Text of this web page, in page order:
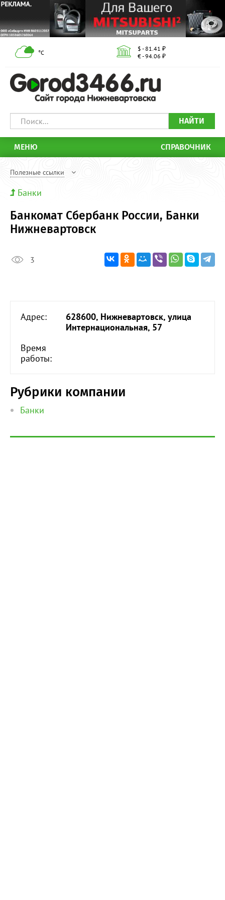
°С
$ - 81.41 ₽
€ - 94.06 ₽
НАЙТИ
МЕНЮ СПРАВОЧНИК
Полезные ссылки
Банки
Банкомат Сбербанк России, Банки
Нижневартовск
3
Адрес:
628600, Нижневартовск, улица
Интернациональная, 57
Время
работы:
Рубрики компании
Банки